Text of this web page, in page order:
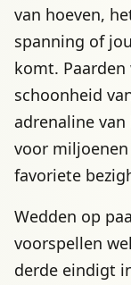
van hoeven,
spanning of
komt.
schoonheid
adrenaline
voor
favoriete
Wedden op
voorspellen
derde eindigt